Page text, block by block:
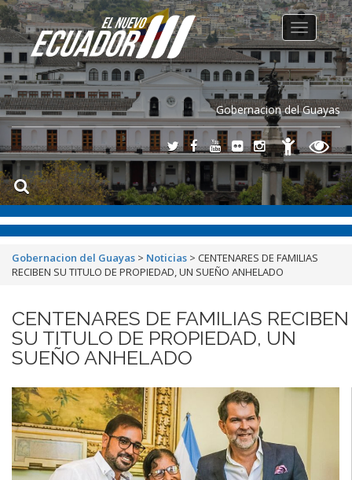
Gobernacion del Guayas
Toggle
navigation
Gobernacion del Guayas > Noticias > CENTENARES DE FAMILIAS
RECIBEN SU TITULO DE PROPIEDAD, UN SUEÑO ANHELADO
CENTENARES DE FAMILIAS RECIBEN
SU TITULO DE PROPIEDAD, UN
SUEÑO ANHELADO